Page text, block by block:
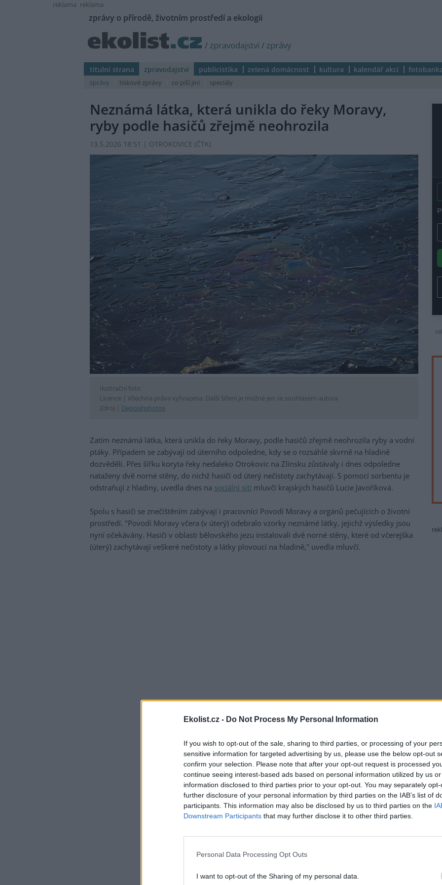
Ekolist.cz - Do Not Process My Personal Information
If you wish to opt-out of the sale, sharing to third parties, or processing of your
sensitive information for targeted advertising by us, please use the below opt-out
confirm your selection. Please note that after your opt-out request is processed
continue seeing interest-based ads based on personal information utilized by us
information disclosed to third parties prior to your opt-out. You may separately
further disclosure of your personal information by third parties on the IAB’s list of
participants. This information may also be disclosed by us to third parties on the
Downstream Participants that may further disclose it to other third parties.
Personal Data Processing Opt Outs
I want to opt-out of the Sharing of my personal data.
reklama reklama
zprávy o přírodě, životním prostředí a ekologii
/ zpravodajství/ zprávy
titulní strana zpravodajství publicistika zelená domácnost kultura kalendář akcí
zprávy tiskové zprávy co píší jiní speciály
Neznámá látka, která unikla do řeky Moravy,
ryby podle hasičů zřejmě neohrozila
13.5.2026 18:51 | OTROKOVICE (ČTK)
Ilustrační foto
Licence | Všechna práva vyhrazena. Další šíření je možné jen se souhlasem autora
Zdroj | Depositphotos
Zatím neznámá látka, která unikla do řeky Moravy, podle hasičů zřejmě neohrozila ryby a vodní
ptáky. Případem se zabývají od úterního odpoledne, kdy se o rozsáhlé skvrně na hladině
dozvěděli. Přes šířku koryta řeky nedaleko Otrokovic na Zlínsku zůstávaly i dnes odpoledne
nataženy dvě norné stěny, do nichž hasiči od úterý nečistoty zachytávají. S pomocí sorbentu je
odstraňují z hladiny, uvedla dnes na sociální síti mluvčí krajských hasičů Lucie Javoříková.
Spolu s hasiči se znečištěním zabývají i pracovníci Povodí Moravy a orgánů pečujících o životní
prostředí. "Povodí Moravy včera (v úterý) odebralo vzorky neznámé látky, jejichž výsledky jsou
nyní očekávány. Hasiči v oblasti bělovského jezu instalovali dvě norné stěny, které od včerejška
(úterý) zachytávají veškeré nečistoty a látky plovoucí na hladině," uvedla mluvčí.